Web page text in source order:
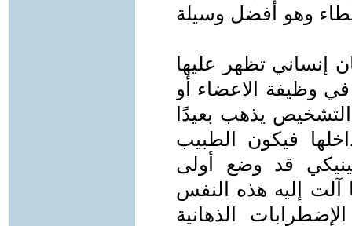
وهو أفضل وسيلة
إنساني تظهر عليها
في وظيفة الاعضاء أو
يذهب بعيدًا
فيكون الطبيب
قد وضع أولى
إليه هذه النفس
الذهانية